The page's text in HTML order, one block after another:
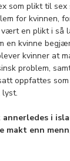
som plikt til
for kvinnen,
en plikt i så
en kvinne
kvinner at
problem,
oppfattes
i
makt enn